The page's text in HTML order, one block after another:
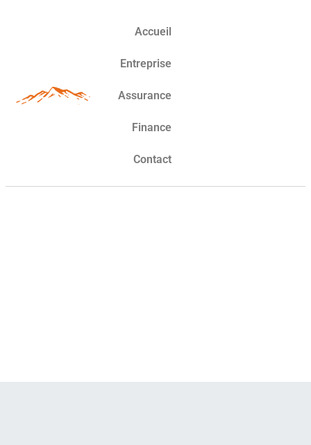
Accueil
Entreprise
Assurance
Finance
Contact